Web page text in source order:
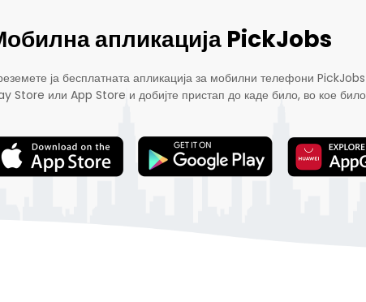
апликација PickJobs
ја бесплатната апликација за мобилни телефони
Store или App Store и добијте пристап до каде било, во кое